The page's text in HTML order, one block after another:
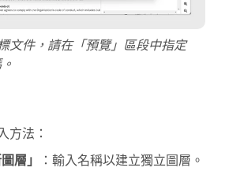
文件，請在「預覽」區段中指定
方法：
層」
：輸入名稱以建立獨立圖層。